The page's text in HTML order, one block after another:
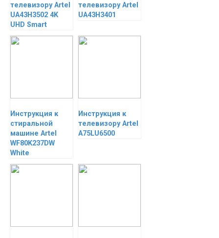
телевизору Artel
UA43H3502 4K
UHD Smart
телевизору Artel
UA43H3401
Инструкция к
стиральной
машине Artel
WF80K237DW
White
Инструкция к
телевизору Artel
A75LU6500